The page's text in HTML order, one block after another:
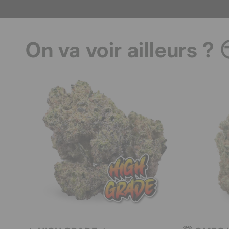
On va voir ailleurs ?